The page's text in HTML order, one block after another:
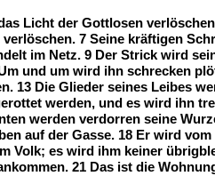
Licht der Gottlosen
7 Seine kräftigen
im Netz. 9 Der Strick wird
und um wird ihn schrecken
13 Die Glieder seines Leibes
werden, und es wird ihn
werden verdorren seine
auf der Gasse. 18 Er wird
Volk; es wird ihm keiner
21 Das ist die